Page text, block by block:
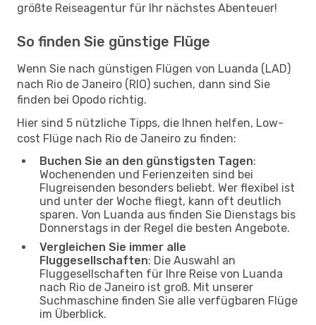
größte Reiseagentur für Ihr nächstes Abenteuer!
So finden Sie günstige Flüge
Wenn Sie nach günstigen Flügen von Luanda (LAD)
nach Rio de Janeiro (RIO) suchen, dann sind Sie
finden bei Opodo richtig.
Hier sind 5 nützliche Tipps, die Ihnen helfen, Low-
cost Flüge nach Rio de Janeiro zu finden:
Buchen Sie an den günstigsten Tagen:
Wochenenden und Ferienzeiten sind bei
Flugreisenden besonders beliebt. Wer flexibel ist
und unter der Woche fliegt, kann oft deutlich
sparen. Von Luanda aus finden Sie Dienstags bis
Donnerstags in der Regel die besten Angebote.
Vergleichen Sie immer alle
Fluggesellschaften: Die Auswahl an
Fluggesellschaften für Ihre Reise von Luanda
nach Rio de Janeiro ist groß. Mit unserer
Suchmaschine finden Sie alle verfügbaren Flüge
im Überblick.